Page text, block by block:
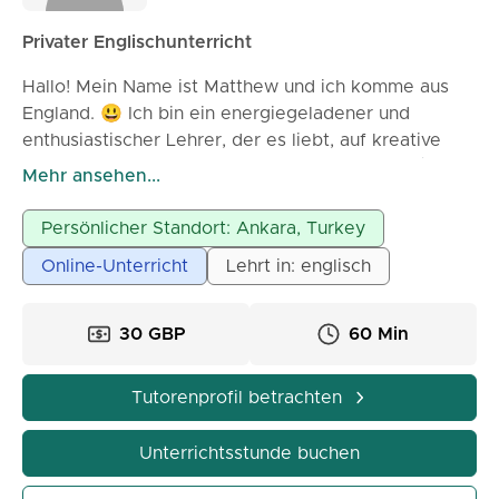
Privater Englischunterricht
Hallo! Mein Name ist Matthew und ich komme aus
England. 😃 Ich bin ein energiegeladener und
enthusiastischer Lehrer, der es liebt, auf kreative
Weise zu unterrichten. Ich verwende Videos 📹,
interessant und fesselnd zu gestalten. Außerdem
integriere ich gerne die persönlichen Interessen
meiner Schüler in meinen Unterricht, was bedeutet,
zugeschnitten sein werden!
Mehr ansehen...
Persönlicher Standort: Ankara, Turkey
Online-Unterricht Lehrt in: englisch
30 GBP 60 Min
Tutorenprofil betrachten
Unterrichtsstunde buchen